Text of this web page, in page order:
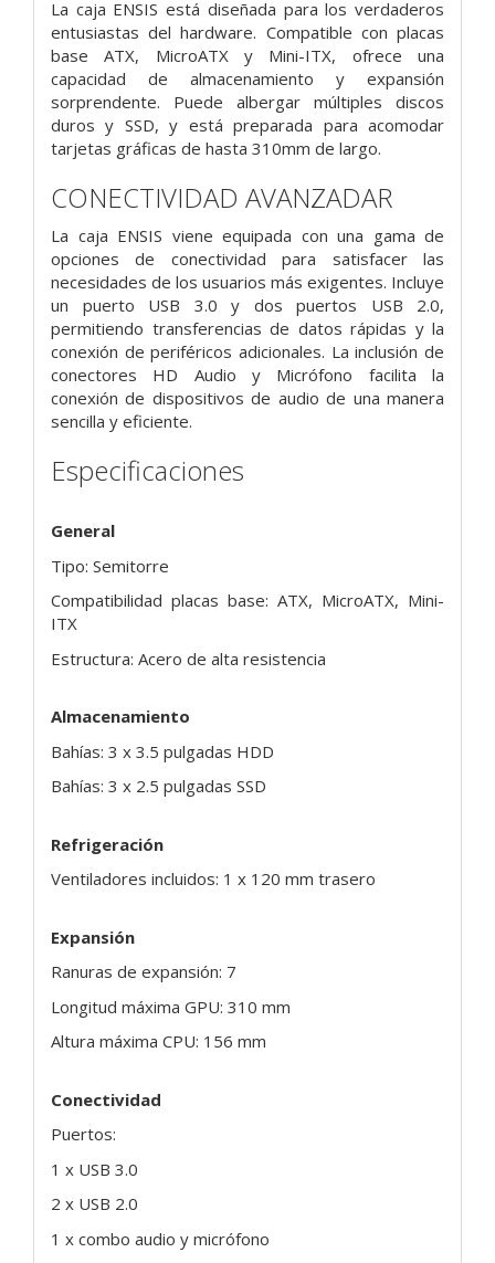
La caja ENSIS está diseñada para los verdaderos
entusiastas del hardware. Compatible con placas
base ATX, MicroATX y Mini-ITX, ofrece una
capacidad de almacenamiento y expansión
sorprendente. Puede albergar múltiples discos
duros y SSD, y está preparada para acomodar
tarjetas gráficas de hasta 310mm de largo.
CONECTIVIDAD AVANZADAR
La caja ENSIS viene equipada con una gama de
opciones de conectividad para satisfacer las
necesidades de los usuarios más exigentes. Incluye
un puerto USB 3.0 y dos puertos USB 2.0,
permitiendo transferencias de datos rápidas y la
conexión de periféricos adicionales. La inclusión de
conectores HD Audio y Micrófono facilita la
conexión de dispositivos de audio de una manera
sencilla y eficiente.
Especificaciones
General
Tipo: Semitorre
Compatibilidad placas base: ATX, MicroATX, Mini-
ITX
Estructura: Acero de alta resistencia
Almacenamiento
Bahías: 3 x 3.5 pulgadas HDD
Bahías: 3 x 2.5 pulgadas SSD
Refrigeración
Ventiladores incluidos: 1 x 120 mm trasero
Expansión
Ranuras de expansión: 7
Longitud máxima GPU: 310 mm
Altura máxima CPU: 156 mm
Conectividad
Puertos:
1 x USB 3.0
2 x USB 2.0
1 x combo audio y micrófono